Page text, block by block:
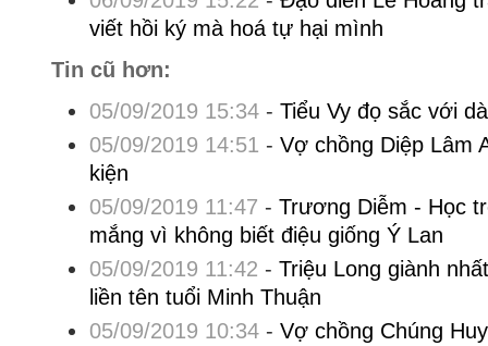
viết hồi ký mà hoá tự hại mình
Tin cũ hơn:
05/09/2019 15:34- Tiểu Vy đọ sắc với
05/09/2019 14:51 - Vợ chồng Diệp Lâm
kiện
05/09/2019 11:47 - Trương Diễm - Học
mắng vì không biết điệu giống Ý Lan
05/09/2019 11:42 - Triệu Long giành
liền tên tuổi Minh Thuận
05/09/2019 10:34- Vợ chồng Chúng